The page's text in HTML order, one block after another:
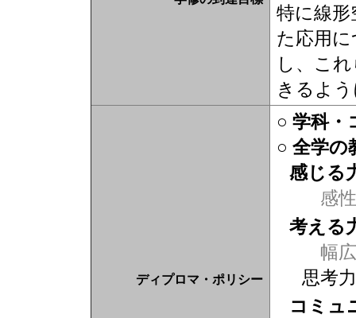
特に線形
た応用
し、こ
きるよ
ディプロマ・ポリシー
○ 学科・
○ 全学の
感じる
感性
考える
幅
思考力
コミュ